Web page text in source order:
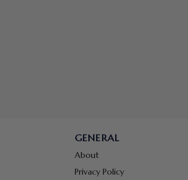
GENERAL
About
Privacy Policy